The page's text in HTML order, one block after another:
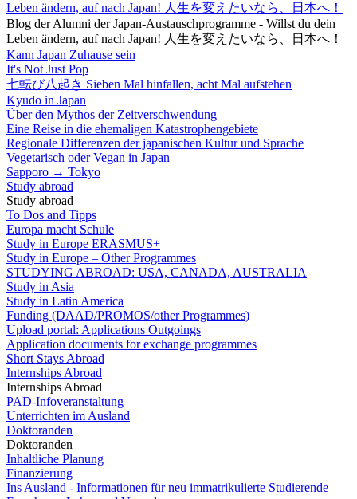
Leben ändern, auf nach Japan! 人生を変えたいなら、日本へ！
Blog der Alumni der Japan-Austauschprogramme - Willst du dein
Leben ändern, auf nach Japan! 人生を変えたいなら、日本へ！
Kann Japan Zuhause sein
It's Not Just Pop
七転び八起き Sieben Mal hinfallen, acht Mal aufstehen
Kyudo in Japan
Über den Mythos der Zeitverschwendung
Eine Reise in die ehemaligen Katastrophengebiete
Regionale Differenzen der japanischen Kultur und Sprache
Vegetarisch oder Vegan in Japan
Sapporo → Tokyo
Study abroad
Study abroad
To Dos and Tipps
Europa macht Schule
Study in Europe ERASMUS+
Study in Europe – Other Programmes
STUDYING ABROAD: USA, CANADA, AUSTRALIA
Study in Asia
Study in Latin America
Funding (DAAD/PROMOS/other Programmes)
Upload portal: Applications Outgoings
Application documents for exchange programmes
Short Stays Abroad
Internships Abroad
Internships Abroad
PAD-Infoveranstaltung
Unterrichten im Ausland
Doktoranden
Doktoranden
Inhaltliche Planung
Finanzierung
Ins Ausland - Informationen für neu immatrikulierte Studierende